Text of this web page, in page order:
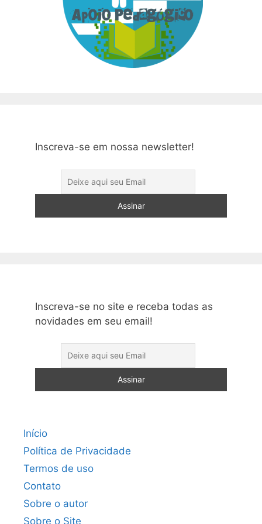
Inscreva-se em nossa newsletter!
Inscreva-se no site e receba todas as
novidades em seu email!
Início
Política de Privacidade
Termos de uso
Contato
Sobre o autor
Sobre o Site